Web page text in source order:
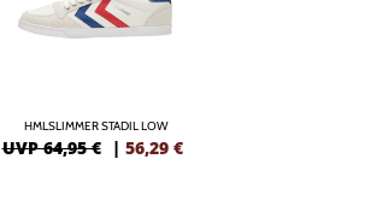
HMLSLIMMER STADIL LOW
UVP 64,95 € | 56,29 €